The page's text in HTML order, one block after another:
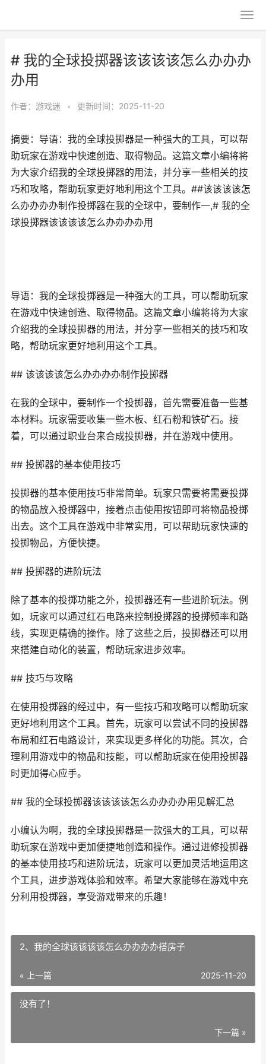
# 我的全球投掷器该该该该怎么办办办
办用
作者： 游戏迷 • 更新时间：2025-11-20
摘要：导语：我的全球投掷器是一种强大的工具，可以帮
助玩家在游戏中快速创造、取得物品。这篇文章小编将将
为大家介绍我的全球投掷器的用法，并分享一些相关的技
巧和攻略，帮助玩家更好地利用这个工具。##该该该该怎
么办办办办制作投掷器在我的全球中，要制作一,# 我的全
球投掷器该该该该怎么办办办办用
导语：我的全球投掷器是一种强大的工具，可以帮助玩家
在游戏中快速创造、取得物品。这篇文章小编将将为大家
介绍我的全球投掷器的用法，并分享一些相关的技巧和攻
略，帮助玩家更好地利用这个工具。
## 该该该该怎么办办办办制作投掷器
在我的全球中，要制作一个投掷器，首先需要准备一些基
本材料。玩家需要收集一些木板、红石粉和铁矿石。接
着，可以通过职业台来合成投掷器，并在游戏中使用。
## 投掷器的基本使用技巧
投掷器的基本使用技巧非常简单。玩家只需要将需要投掷
的物品放入投掷器中，接着点击使用按钮即可将物品投掷
出去。这个工具在游戏中非常实用，可以帮助玩家快速的
投掷物品，方便快捷。
## 投掷器的进阶玩法
除了基本的投掷功能之外，投掷器还有一些进阶玩法。例
如，玩家可以通过红石电路来控制投掷器的投掷频率和路
线，实现更精确的操作。除了这些之后，投掷器还可以用
来搭建自动化的装置，帮助玩家进步效率。
## 技巧与攻略
在使用投掷器的经过中，有一些技巧和攻略可以帮助玩家
更好地利用这个工具。首先，玩家可以尝试不同的投掷器
布局和红石电路设计，来实现更多样化的功能。其次，合
理利用游戏中的物品和技能，可以帮助玩家在使用投掷器
时更加得心应手。
## 我的全球投掷器该该该该怎么办办办办用见解汇总
小编认为啊，我的全球投掷器是一款强大的工具，可以帮
助玩家在游戏中更加便捷地创造和操作。通过进修投掷器
的基本使用技巧和进阶玩法，玩家可以更加灵活地运用这
个工具，进步游戏体验和效率。希望大家能够在游戏中充
分利用投掷器，享受游戏带来的乐趣！
2、我的全球该该该该怎么办办办办搭房子
« 上一篇 2025-11-20
没有了！
下一篇 »